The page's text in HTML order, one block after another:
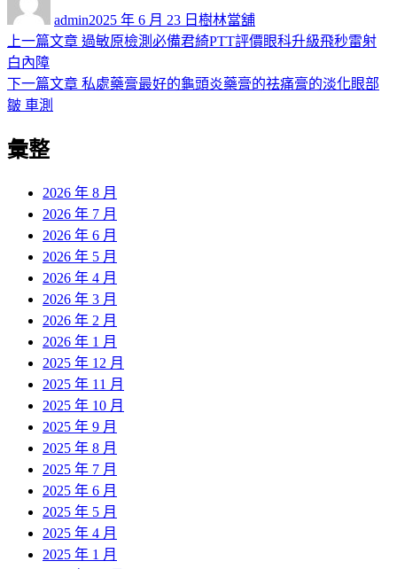
admin佈
日
2025 年 6 月 23 日 類
樹林當舖
文
章
導
覽
上一篇文章 上
篇
過敏原檢測必備君綺PTT評價眼科升級飛秒雷射
白內障
下一篇文章 下
私處藥膏最好的龜頭炎藥膏的祛痛膏的淡化眼部
皺 車測
彙整
2026 年 8 月
2026 年 7 月
2026 年 6 月
2026 年 5 月
2026 年 4 月
2026 年 3 月
2026 年 2 月
2026 年 1 月
2025 年 12 月
2025 年 11 月
2025 年 10 月
2025 年 9 月
2025 年 8 月
2025 年 7 月
2025 年 6 月
2025 年 5 月
2025 年 4 月
2025 年 1 月